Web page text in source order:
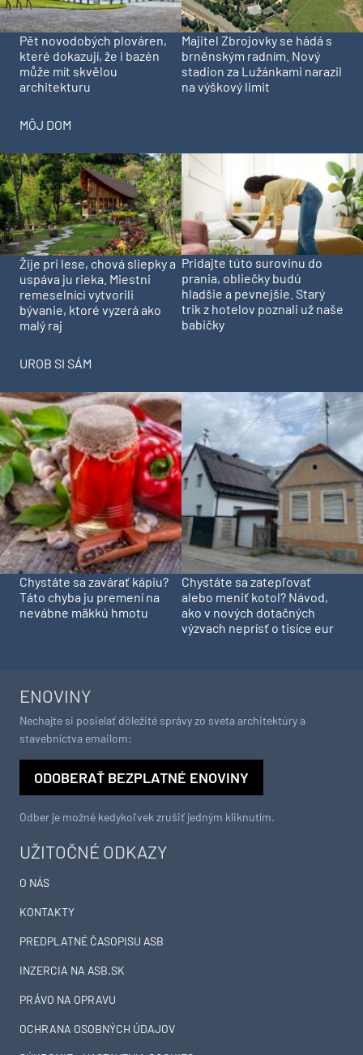
Pět novodobých plováren,
které dokazují, že i bazén
může mít skvělou
architekturu
Majitel Zbrojovky se hádá s
brněnským radním. Nový
stadion za Lužánkami narazil
na výškový limit
MÔJ DOM
Žije pri lese, chová sliepky a
uspáva ju rieka. Miestni
remeselníci vytvorili
bývanie, ktoré vyzerá ako
malý raj
Pridajte túto surovinu do
prania, obliečky budú
hladšie a pevnejšie. Starý
trik z hotelov poznali už naše
babičky
UROB SI SÁM
Chystáte sa zavárať kápiu?
Táto chyba ju premení na
nevábne mäkkú hmotu
Chystáte sa zatepľovať
alebo meniť kotol? Návod,
ako v nových dotačných
výzvach neprísť o tisíce eur
UŽITOČNÉ ODKAZY
O NÁS
KONTAKTY
PREDPLATNÉ ČASOPISU ASB
INZERCIA NA ASB.SK
PRÁVO NA OPRAVU
OCHRANA OSOBNÝCH ÚDAJOV
ENOVINY
Nechajte si posielať dôležité správy zo sveta architektúry a
stavebníctva emailom:
ODOBERAŤ BEZPLATNÉ ENOVINY
Odber je možné kedykoľvek zrušiť jedným kliknutím.